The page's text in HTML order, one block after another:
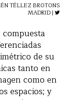
TÉLLEZ BROTONS
MADRID |
compuesta
de su
tanto en
como en
espacios; y